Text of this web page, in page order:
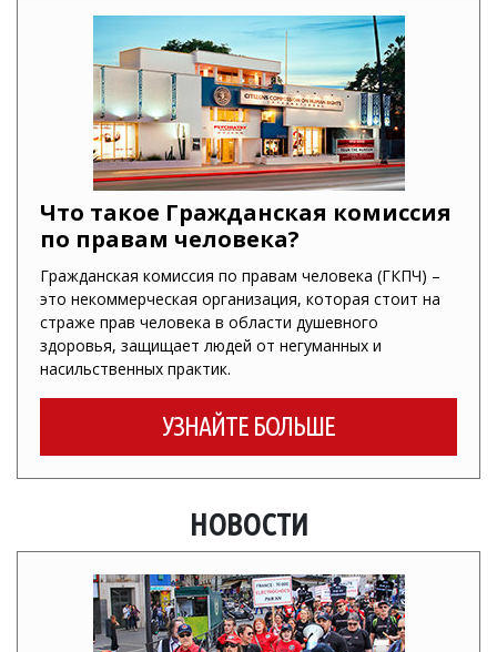
Что такое Гражданская комиссия
по правам человека?
Гражданская комиссия по правам человека (ГКПЧ) –
это некоммерческая организация, которая стоит на
страже прав человека в области душевного
здоровья, защищает людей от негуманных и
насильственных практик.
УЗНАЙТЕ БОЛЬШЕ
НОВОСТИ